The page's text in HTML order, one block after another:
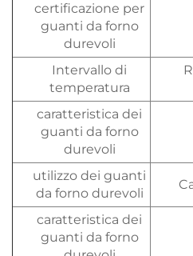
certificazione per
guanti da forno
durevoli
Intervallo di
temperatura
caratteristica dei
guanti da forno
durevoli
utilizzo dei guanti
da forno durevoli
caratteristica dei
guanti da forno